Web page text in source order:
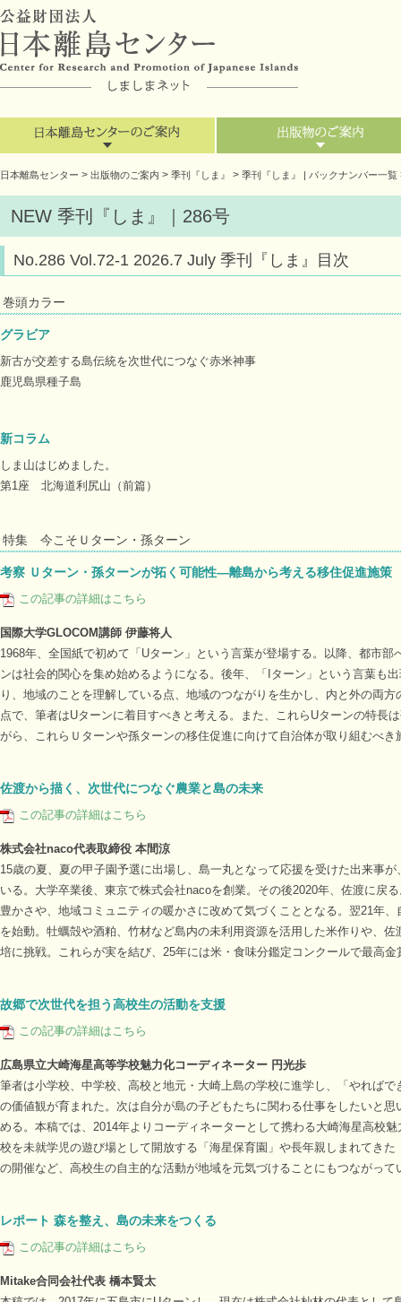
日本離島センター > 出版物のご案内 > 季刊『しま』 > 季刊『しま』 | バックナンバー一覧
NEW 季刊『しま』｜286号
No.286 Vol.72-1 2026.7 July 季刊『しま』目次
巻頭カラー
グラビア
新古が交差する島伝統を次世代につなぐ赤米神事
鹿児島県種子島
新コラム
しま山はじめました。
第1座 北海道利尻山（前篇）
特集 今こそＵターン・孫ターン
考察 Ｕターン・孫ターンが拓く可能性―離島から考える移住促進施策
この記事の詳細はこちら
国際大学GLOCOM講師 伊藤将人
1968年、全国紙で初めて「Uターン」という言葉が登場する。以降、都市
ンは社会的関心を集め始めるようになる。後年、「Iターン」という言葉も
り、地域のことを理解している点、地域のつながりを生かし、内と外の両
点で、筆者はUターンに着目すべきと考える。また、これらUターンの特長
がら、これらＵターンや孫ターンの移住促進に向けて自治体が取り組むべき
佐渡から描く、次世代につなぐ農業と島の未来
この記事の詳細はこちら
株式会社naco代表取締役 本間涼
15歳の夏、夏の甲子園予選に出場し、島一丸となって応援を受けた出来事
いる。大学卒業後、東京で株式会社nacoを創業。その後2020年、佐渡に戻
豊かさや、地域コミュニティの暖かさに改めて気づくこととなる。翌21年
を始動。牡蠣殻や酒粕、竹材など島内の未利用資源を活用した米作りや、
培に挑戦。これらが実を結び、25年には米・食味分鑑定コンクールで最高金
故郷で次世代を担う高校生の活動を支援
この記事の詳細はこちら
広島県立大崎海星高等学校魅力化コーディネーター 円光歩
筆者は小学校、中学校、高校と地元・大崎上島の学校に進学し、「やれば
の価値観が育まれた。次は自分が島の子どもたちに関わる仕事をしたいと
める。本稿では、2014年よりコーディネーターとして携わる大崎海星高校
校を未就学児の遊び場として開放する「海星保育園」や長年親しまれてき
の開催など、高校生の自主的な活動が地域を元気づけることにもつながって
レポート 森を整え、島の未来をつくる
この記事の詳細はこちら
Mitake合同会社代表 橋本賢太